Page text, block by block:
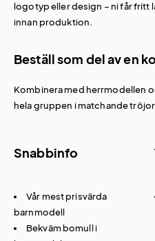
logotyp eller design – ni får
innan produktion.
Beställ som del av en
Kombinera med herrmodellen
hela gruppen i matchande
Snabbinfo
Vår mest prisvärda
barnmodell
Bekväm bomull i